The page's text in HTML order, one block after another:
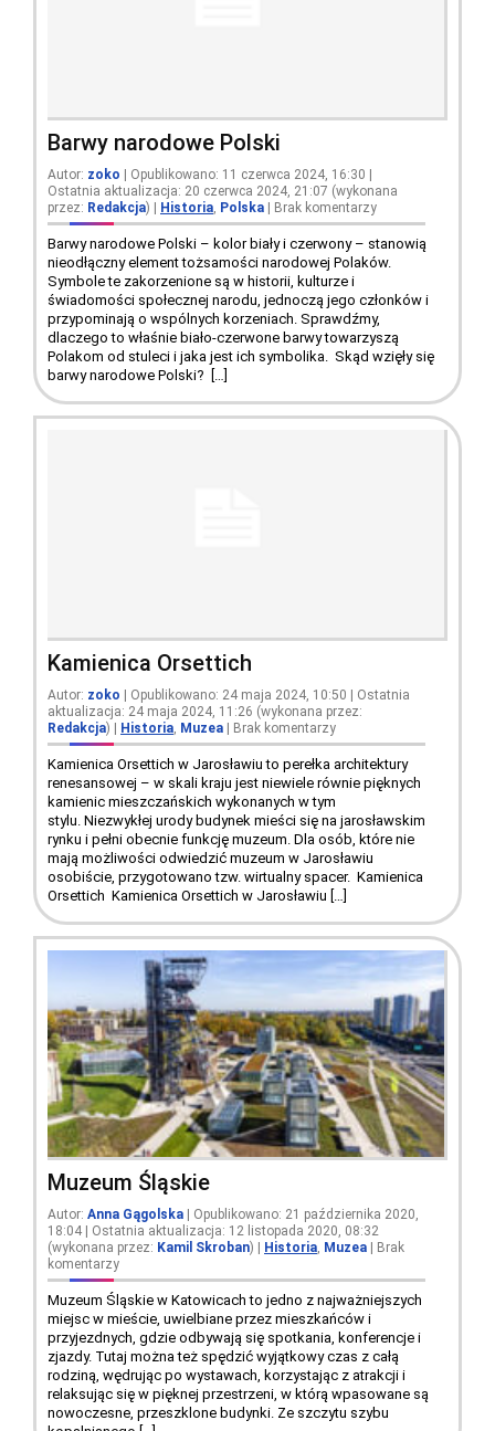
Barwy narodowe Polski
Autor: zoko | Opublikowano: 11 czerwca 2024, 16:30 |
Ostatnia aktualizacja: 20 czerwca 2024, 21:07 (wykonana
przez: Redakcja) Historia, Polska Brak komentarzy
Barwy narodowe Polski – kolor biały i czerwony – stanowią
nieodłączny element tożsamości narodowej Polaków.
Symbole te zakorzenione są w historii, kulturze i
świadomości społecznej narodu, jednoczą jego członków i
przypominają o wspólnych korzeniach. Sprawdźmy,
dlaczego to właśnie biało-czerwone barwy towarzyszą
Polakom od stuleci i jaka jest ich symbolika. Skąd wzięły się
barwy narodowe Polski? […]
Kamienica Orsettich
Autor: zoko | Opublikowano: 24 maja 2024, 10:50 | Ostatnia
aktualizacja: 24 maja 2024, 11:26 (wykonana przez:
Redakcja) | Historia Muzea | Brak komentarzy
Kamienica Orsettich w Jarosławiu to perełka architektury
renesansowej – w skali kraju jest niewiele równie pięknych
kamienic mieszczańskich wykonanych w tym
stylu. Niezwykłej urody budynek mieści się na jarosławskim
rynku i pełni obecnie funkcję muzeum. Dla osób, które nie
mają możliwości odwiedzić muzeum w Jarosławiu
osobiście, przygotowano tzw. wirtualny spacer. Kamienica
Orsettich Kamienica Orsettich w Jarosławiu […]
Muzeum Śląskie
Autor: Anna Gągolska | Opublikowano: 21 października 2020,
18:04 | Ostatnia aktualizacja: 12 listopada 2020, 08:32
(wykonana przez: Kamil Skroban) Historia, Muzea
Brak
komentarzy
Muzeum Śląskie w Katowicach to jedno z najważniejszych
miejsc w mieście, uwielbiane przez mieszkańców i
przyjezdnych, gdzie odbywają się spotkania, konferencje i
zjazdy. Tutaj można też spędzić wyjątkowy czas z całą
rodziną, wędrując po wystawach, korzystając z atrakcji i
relaksując się w pięknej przestrzeni, w którą wpasowane są
nowoczesne, przeszklone budynki. Ze szczytu szybu